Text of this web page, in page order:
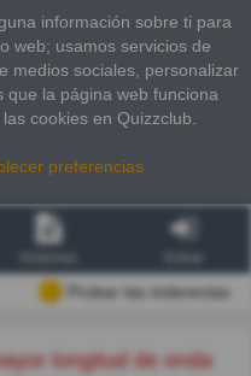
información sobre ti para
web; usamos servicios de
medios sociales, personalizar
la página web funciona
cookies en Quizzclub.
preferencias
Probar las inderectas